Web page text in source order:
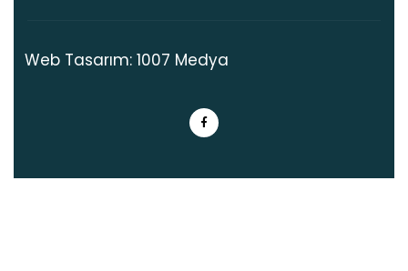
Web Tasarım: 1007 Medya